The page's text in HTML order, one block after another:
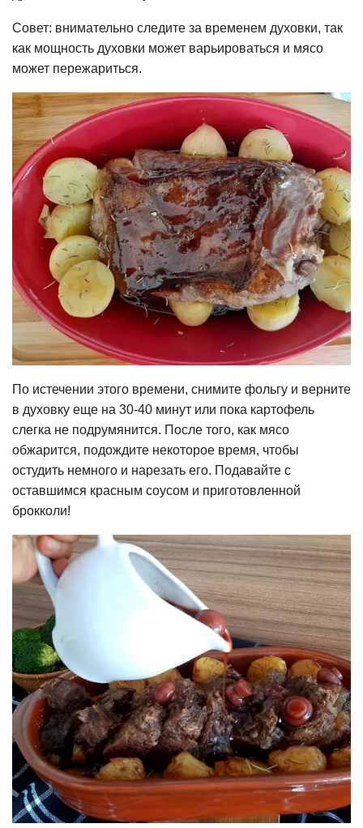
Совет: внимательно следите за временем духовки, так
как мощность духовки может варьироваться и мясо
может пережариться.
По истечении этого времени, снимите фольгу и верните
в духовку еще на 30-40 минут или пока картофель
слегка не подрумянится. После того, как мясо
обжарится, подождите некоторое время, чтобы
остудить немного и нарезать его. Подавайте с
оставшимся красным соусом и приготовленной
брокколи!